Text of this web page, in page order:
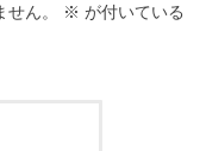
ん。 ※ が付いている